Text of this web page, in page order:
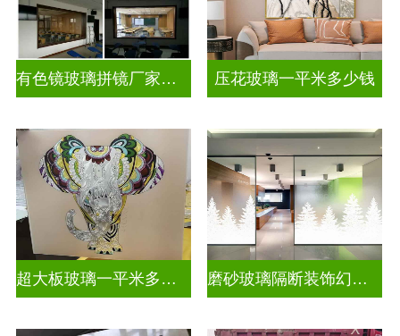
有色镜玻璃拼镜厂家联系方式 压花玻璃一平米多少钱
超大板玻璃一平米多少钱 磨砂玻璃隔断装饰幻彩炫彩渐变玻璃